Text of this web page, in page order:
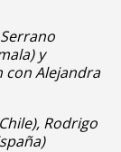
y
con Alejandra
Rodrigo